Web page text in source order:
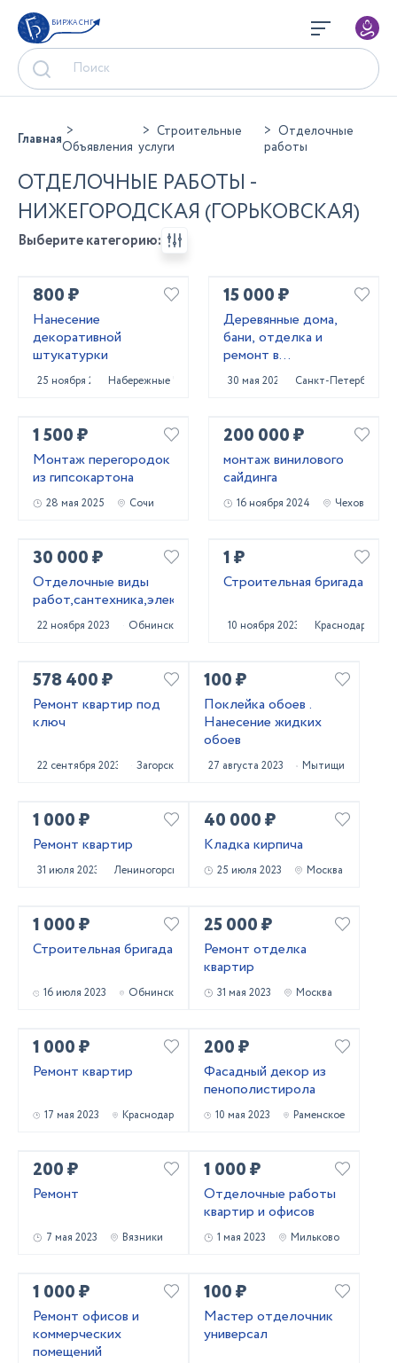
БИРЖА СНГ
ГлавнаяОбъявления
Строительные
услуги
Отделочные
работы
ОТДЕЛОЧНЫЕ РАБОТЫ -
НИЖЕГОРОДСКАЯ (ГОРЬКОВСКАЯ)
Выберите категорию:
800 ₽
Нанесение
декоративной
штукатурки
25 ноября 2025Набережные Челны
15 000 ₽
Деревянные дома,
бани, отделка и
ремонт в
Приозерском и
Выборгском районах
30 мая 2025 Санкт-Петербург
1 500 ₽
Монтаж перегородок
из гипсокартона
28 мая 2025 Сочи
200 000 ₽
монтаж винилового
сайдинга
16 ноября 2024 Чехов
30 000 ₽
Отделочные виды
работ,сантехника,электрика.
22 ноября 2023 Обнинск
1 ₽
Строительная бригада
10 ноября 2023 Краснодар
578 400 ₽
Ремонт квартир под
ключ
22 сентября 2023 Загорск
100 ₽
Поклейка обоев .
Нанесение жидких
обоев
27 августа 2023 Мытищи
1 000 ₽
Ремонт квартир
31 июля 2023 Лениногорск
40 000 ₽
Кладка кирпича
25 июля 2023 Москва
1 000 ₽
Строительная бригада
16 июля 2023 Обнинск
25 000 ₽
Ремонт отделка
квартир
31 мая 2023 Москва
1 000 ₽
Ремонт квартир
17 мая 2023 Краснодар
200 ₽
Фасадный декор из
пенополистирола
10 мая 2023 Раменское
200 ₽
Ремонт
7 мая 2023 Вязники
1 000 ₽
Отделочные работы
квартир и офисов
1 мая 2023 Мильково
1 000 ₽
Ремонт офисов и
коммерческих
помещений
100 ₽
Мастер отделочник
универсал